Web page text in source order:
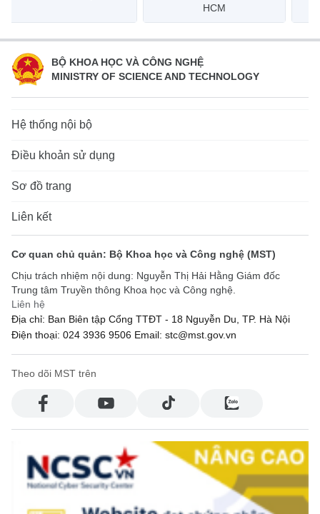
Vietnam Post
BỘ KHOA HỌC VÀ CÔNG NGHỆ
MINISTRY OF SCIENCE AND TECHNOLOGY
Hệ thống nội bộ
Điều khoản sử dụng
Sơ đồ trang
Liên kết
Cơ quan chủ quản: Bộ Khoa học và Công nghệ (MST)
Chịu trách nhiệm nội dung: Nguyễn Thị Hải Hằng Giám đốc
Trung tâm Truyền thông Khoa học và Công nghệ.
Liên hệ
Địa chỉ: Ban Biên tập Cổng TTĐT - 18 Nguyễn Du, TP. Hà Nội
Điện thoại: 024 3936 9506 Email: stc@mst.gov.vn
Theo dõi MST trên